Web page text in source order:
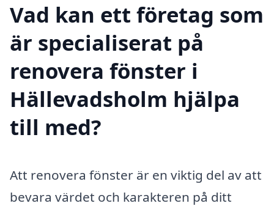
Vad kan ett företag som
är specialiserat på
renovera fönster i
Hällevadsholm hjälpa
till med?
Att renovera fönster är en viktig del av att
bevara värdet och karakteren på ditt